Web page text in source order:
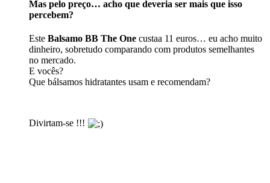
Mas pelo preço… acho que deveria ser mais que isso
percebem?
Este Balsamo BB The One custaa 11 euros… eu acho muito
dinheiro, sobretudo comparando com produtos semelhantes
no mercado.
E vocês?
Que bálsamos hidratantes usam e recomendam?
Divirtam-se !!!